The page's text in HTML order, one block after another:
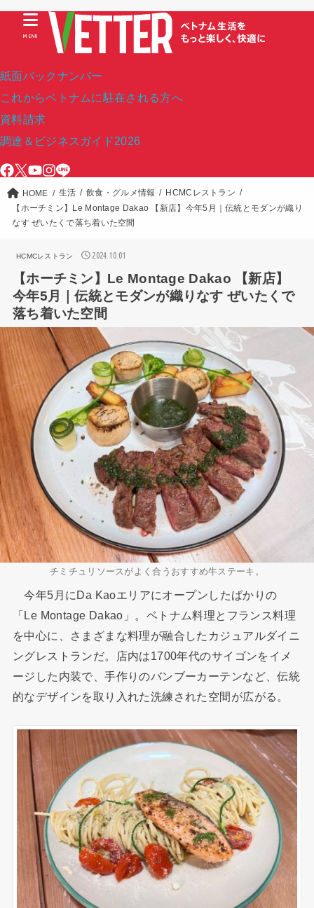
紙面バックナンバー
これからベトナムに駐在される方へ
資料請求
調達＆ビジネスガイド2026
MENU
HOME 生活 飲食・グルメ情報
HCMCレストラン
【ホーチミン】Le Montage Dakao 【新店】今年5月｜伝統とモダンが織り
なす ぜいたくで落ち着いた空間
HCMCレストラン 2024.10.01
【ホーチミン】Le Montage Dakao 【新店】
今年5月｜伝統とモダンが織りなす ぜいたくで
落ち着いた空間
チミチュリソースがよく合うおすすめ牛ステーキ。
今年5月にDa Kaoエリアにオープンしたばかりの
「Le Montage Dakao」。ベトナム料理とフランス料理
を中心に、さまざまな料理が融合したカジュアルダイニ
ングレストランだ。店内は1700年代のサイゴンをイメ
ージした内装で、手作りのバンブーカーテンなど、伝統
的なデザインを取り入れた洗練された空間が広がる。